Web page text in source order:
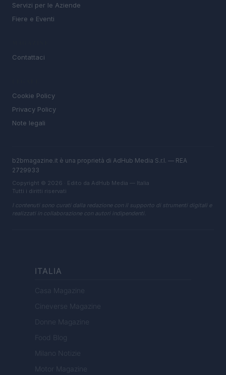
Servizi per le Aziende
Fiere e Eventi
Contattaci
Cookie Policy
Privacy Policy
Note legali
b2bmagazine.it è una proprietà di AdHub Media S.r.l. — REA
2729933
Copyright © 2026 · Edito da AdHub Media — Italia
Tutti i diritti riservati
I contenuti sono curati dalla redazione con il supporto di strumenti digitali e
realizzati in collaborazione con autori indipendenti.
ITALIA
Casa Magazine
Cineverse Magazine
Donne Magazine
Food Blog
Milano Notizie
Motor Magazine